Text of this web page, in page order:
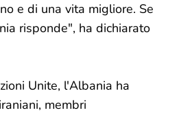
e di una vita migliore. Se
risponde", ha dichiarato
Unite, l'Albania ha
membri